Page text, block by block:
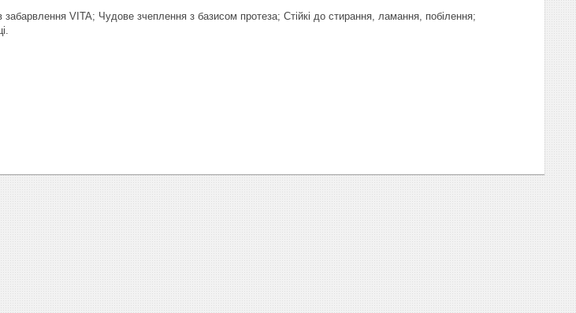
VITA; Чудове зчеплення з базисом протеза; Стійкі до стирання, ламання, побілення;